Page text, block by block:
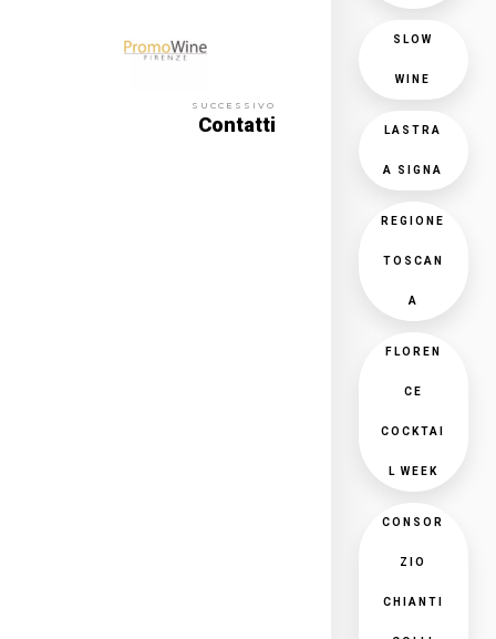
SUCCESSIVO
Contatti
SLOW
WINE
LASTRA
A SIGNA
REGIONE
TOSCAN
A
FLOREN
CE
COCKTAI
L WEEK
CONSOR
ZIO
CHIANTI